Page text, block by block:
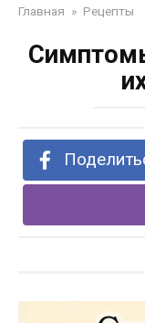
Главная » Рецепты